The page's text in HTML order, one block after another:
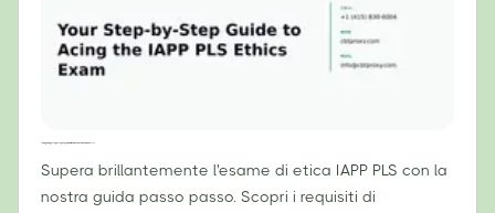
Supera brillantemente l'esame di etica IAPP PLS con la
nostra guida passo passo. Scopri i requisiti di